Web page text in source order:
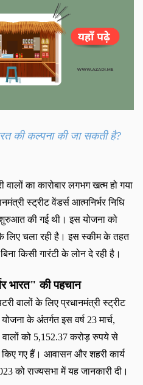
की कल्पना की जा सकती है?
वालों का कारोबार लगभग खत्म हो गया
स्ट्रीट वेंडर्स आत्मनिर्भर निधि
शुरुआत की गई थी। इस योजना को
लिए चला रही है। इस स्कीम के तहत
किसी गारंटी के लोन दे रही है।
भारत" की पहचान
वालों के लिए प्रधानमंत्री स्‍ट्रीट
योजना के अंतर्गत इस वर्ष 23मार्च,
को 5,152.37करोड़ रुपये से
गए हैं। आवासन और शहरी कार्य
को राज्‍यसभा में यह जानकारी दी।